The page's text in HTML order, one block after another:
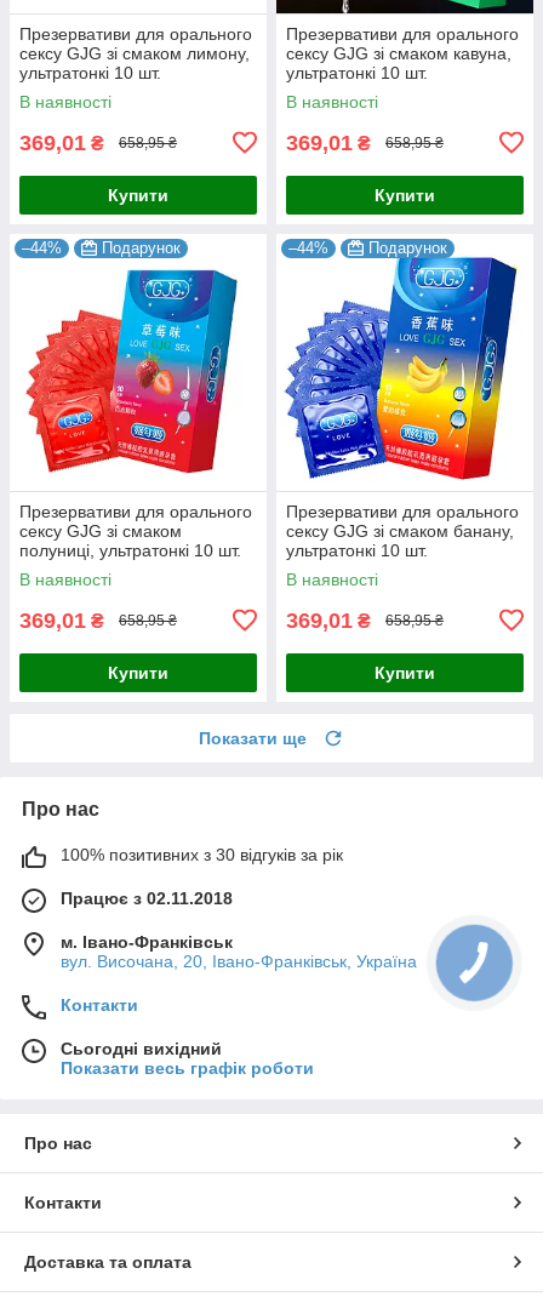
Презервативи для орального
сексу GJG зі смаком лимону,
ультратонкі 10 шт.
В наявності
369,01 ₴ 658,95 ₴
Купити
Презервативи для орального
сексу GJG зі смаком кавуна,
ультратонкі 10 шт.
В наявності
369,01 ₴ 658,95 ₴
Купити
–44% Подарунок
Презервативи для орального
сексу GJG зі смаком
полуниці, ультратонкі 10 шт.
В наявності
369,01 ₴ 658,95 ₴
Купити
–44% Подарунок
Презервативи для орального
сексу GJG зі смаком банану,
ультратонкі 10 шт.
В наявності
369,01 ₴ 658,95 ₴
Купити
Показати ще
Про нас
100% позитивних з 30 відгуків за рік
Працює з 02.11.2018
м. Івано-Франківськ
вул. Височана, 20, Івано-Франківськ, Україна
Контакти
Сьогодні вихідний
Показати весь графік роботи
Про нас
Контакти
Доставка та оплата